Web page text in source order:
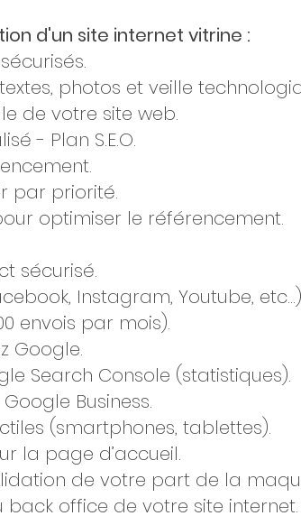
d'un site internet vitrine :
photos et veille
de votre site web.
- Plan S.E.O.
par priorité.
optimiser le référencement.
sécurisé.
Instagram, Youtube,
envois par mois).
Google.
Search Console (statistiques).
Business.
(smartphones, tablettes).
la page d’accueil.
de votre part de la
office de votre site internet.